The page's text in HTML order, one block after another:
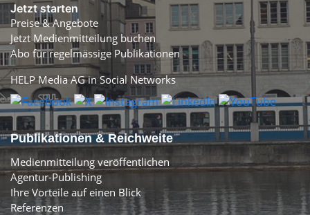
Jetzt starten
Preise & Angebote
Jetzt Medienmitteilung buchen
Abo für regelmässige Publikationen
HELP Media AG in Social Networks
Publikationen & Reichweite
Medienmitteilung veröffentlichen
Agentur-Publishing
Ihre Vorteile auf einen Blick
Referenzen